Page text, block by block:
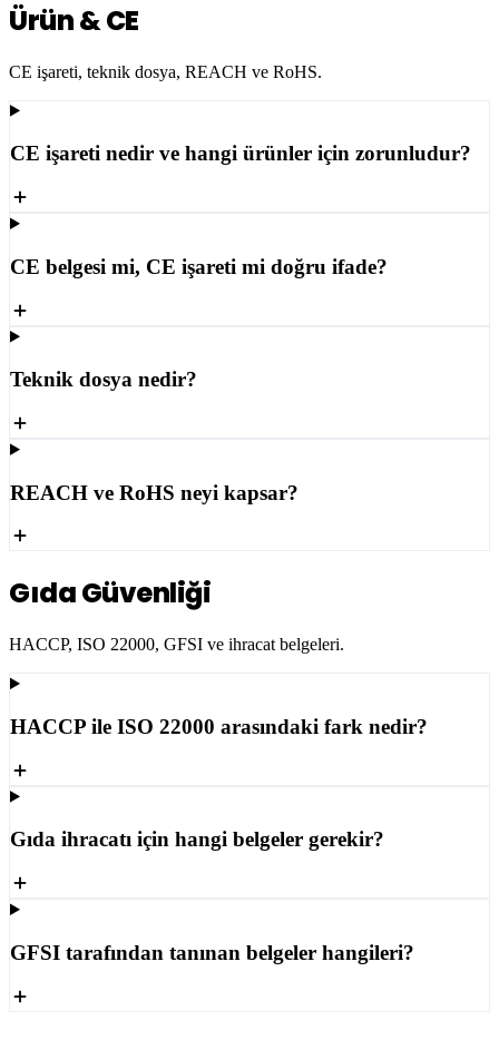
Ürün & CE
CE işareti, teknik dosya, REACH ve RoHS.
CE işareti nedir ve hangi ürünler için zorunludur?
CE belgesi mi, CE işareti mi doğru ifade?
Teknik dosya nedir?
REACH ve RoHS neyi kapsar?
Gıda Güvenliği
HACCP, ISO 22000, GFSI ve ihracat belgeleri.
HACCP ile ISO 22000 arasındaki fark nedir?
Gıda ihracatı için hangi belgeler gerekir?
GFSI tarafından tanınan belgeler hangileri?